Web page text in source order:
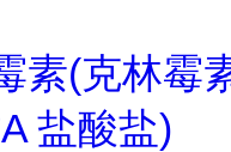
素(克林霉
盐酸盐)